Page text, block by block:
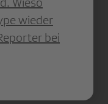
wieder
bei